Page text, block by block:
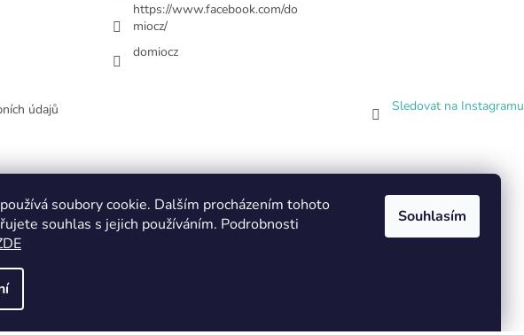
soubory cookie. Dalším procházením tohoto
souhlas s jejich používáním. Podrobnosti
Souhlasím
údajů
https://www.facebook.com/do
miocz/
domiocz
Sledovat na Instagramu